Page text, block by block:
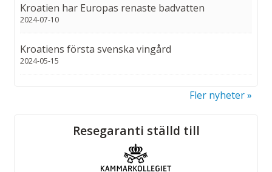
Kroatien har Europas renaste badvatten
2024-07-10
Kroatiens första svenska vingård
2024-05-15
Fler nyheter
Sociala medierResegaranti ställd till